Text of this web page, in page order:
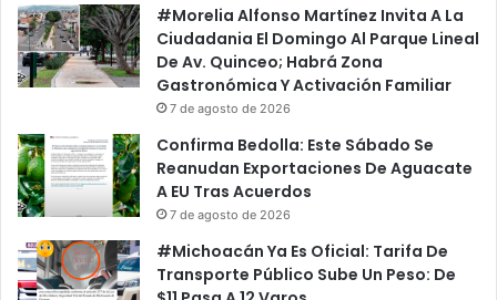
#Morelia Alfonso Martínez Invita A La
Ciudadania El Domingo Al Parque Lineal
De Av. Quinceo; Habrá Zona
Gastronómica Y Activación Familiar
7 de agosto de 2026
Confirma Bedolla: Este Sábado Se
Reanudan Exportaciones De Aguacate
A EU Tras Acuerdos
7 de agosto de 2026
#Michoacán Ya Es Oficial: Tarifa De
Transporte Público Sube Un Peso: De